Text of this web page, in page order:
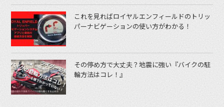
これを見ればロイヤルエンフィールドのトリッ
パーナビゲーションの使い方がわかる！
その停め方で大丈夫？地震に強い『バイクの駐
輪方法はコレ！』